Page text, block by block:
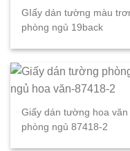
GIấy dán tường màu
phòng ngủ 19back
Giấy dán tường hoa văn
phòng ngủ 87418-2